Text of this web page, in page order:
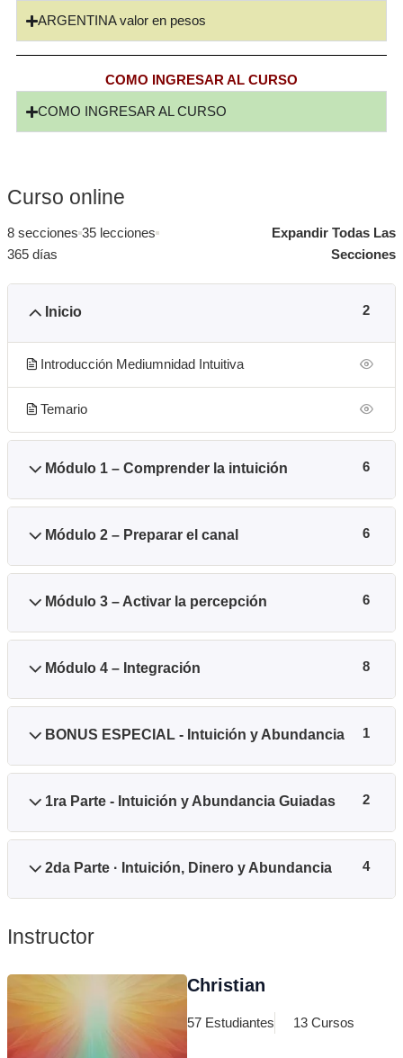
ARGENTINA valor en pesos
COMO INGRESAR AL CURSO
COMO INGRESAR AL CURSO
Curso online
8 secciones 35 lecciones
365 días
Expandir Todas Las
Secciones
Inicio 2
Introducción Mediumnidad Intuitiva
Temario
Módulo 1 – Comprender la intuición 6
Módulo 2 – Preparar el canal 6
Módulo 3 – Activar la percepción 6
Módulo 4 – Integración 8
BONUS ESPECIAL - Intuición y Abundancia 1
1ra Parte - Intuición y Abundancia Guiadas 2
2da Parte · Intuición, Dinero y Abundancia 4
Instructor
Christian
57 Estudiantes 13 Cursos